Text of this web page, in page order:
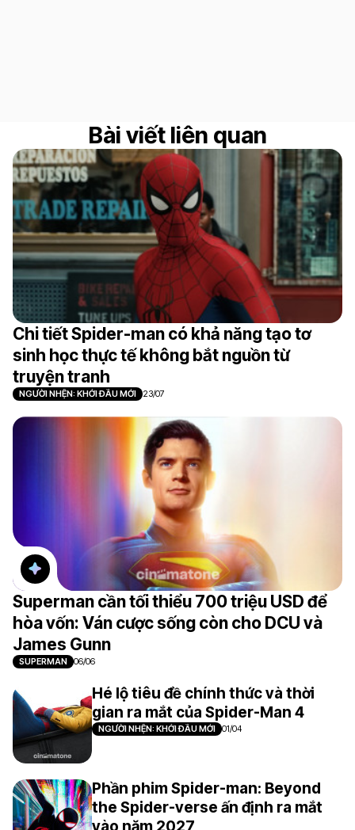
Bài viết liên quan
Chi tiết Spider-man có khả năng tạo tơ
sinh học thực tế không bắt nguồn từ
truyện tranh
NGƯỜI NHỆN: KHỞI ĐẦU MỚI 23/07
Superman cần tối thiểu 700 triệu USD để
hòa vốn: Ván cược sống còn cho DCU và
James Gunn
SUPERMAN 06/06
Hé lộ tiêu đề chính thức và thời
gian ra mắt của Spider-Man 4
NGƯỜI NHỆN: KHỞI ĐẦU MỚI 01/04
Phần phim Spider-man: Beyond
the Spider-verse ấn định ra mắt